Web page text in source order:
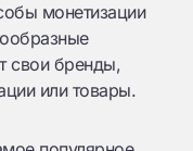
монетизации
свои бренды,
или товары.